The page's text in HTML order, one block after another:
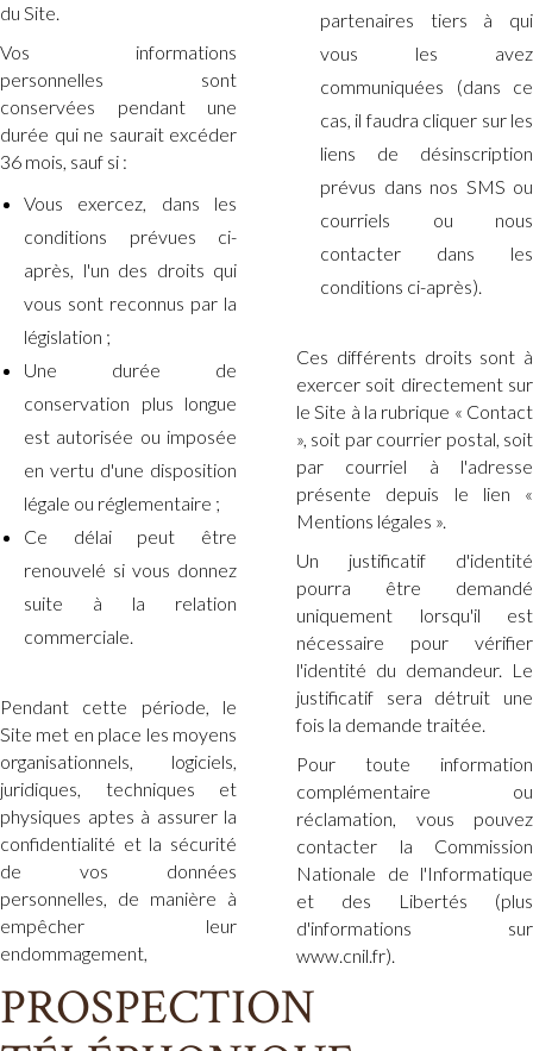
du Site.
Vos informations
personnelles sont
conservées pendant une
durée qui ne saurait excéder
36 mois, sauf si :
Vous exercez, dans les
conditions prévues ci-
après, l'un des droits qui
vous sont reconnus par la
législation ;
Une durée de
conservation plus longue
est autorisée ou imposée
en vertu d'une disposition
légale ou réglementaire ;
Ce délai peut être
renouvelé si vous donnez
suite à la relation
commerciale.
Pendant cette période, le
Site met en place les moyens
organisationnels, logiciels,
juridiques, techniques et
physiques aptes à assurer la
confidentialité et la sécurité
de vos données
personnelles, de manière à
empêcher leur
endommagement,
partenaires tiers à qui
vous les avez
communiquées (dans ce
cas, il faudra cliquer sur les
liens de désinscription
prévus dans nos SMS ou
courriels ou nous
contacter dans les
conditions ci-après).
Ces différents droits sont à
exercer soit directement sur
le Site à la rubrique « Contact
», soit par courrier postal, soit
par courriel à l'adresse
présente depuis le lien «
Mentions légales ».
Un justificatif d'identité
pourra être demandé
uniquement lorsqu'il est
nécessaire pour vérifier
l'identité du demandeur. Le
justificatif sera détruit une
fois la demande traitée.
Pour toute information
complémentaire ou
réclamation, vous pouvez
contacter la Commission
Nationale de l'Informatique
et des Libertés (plus
d'informations sur
www.cnil.fr).
PROSPECTION